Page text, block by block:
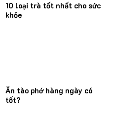
10 loại trà tốt nhất cho sức
khỏe
Ăn tào phớ hàng ngày có
tốt?